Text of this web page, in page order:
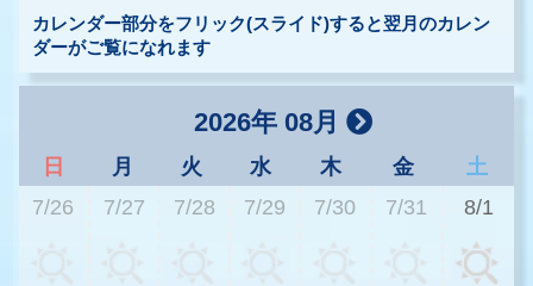
カレンダー部分をフリック(スライド)すると翌月のカレン
ダーがご覧になれます
2026年 08月
日 月 火 水 木 金
土
7/26
7/27 7/28 7/29 7/30 7/31 8/1